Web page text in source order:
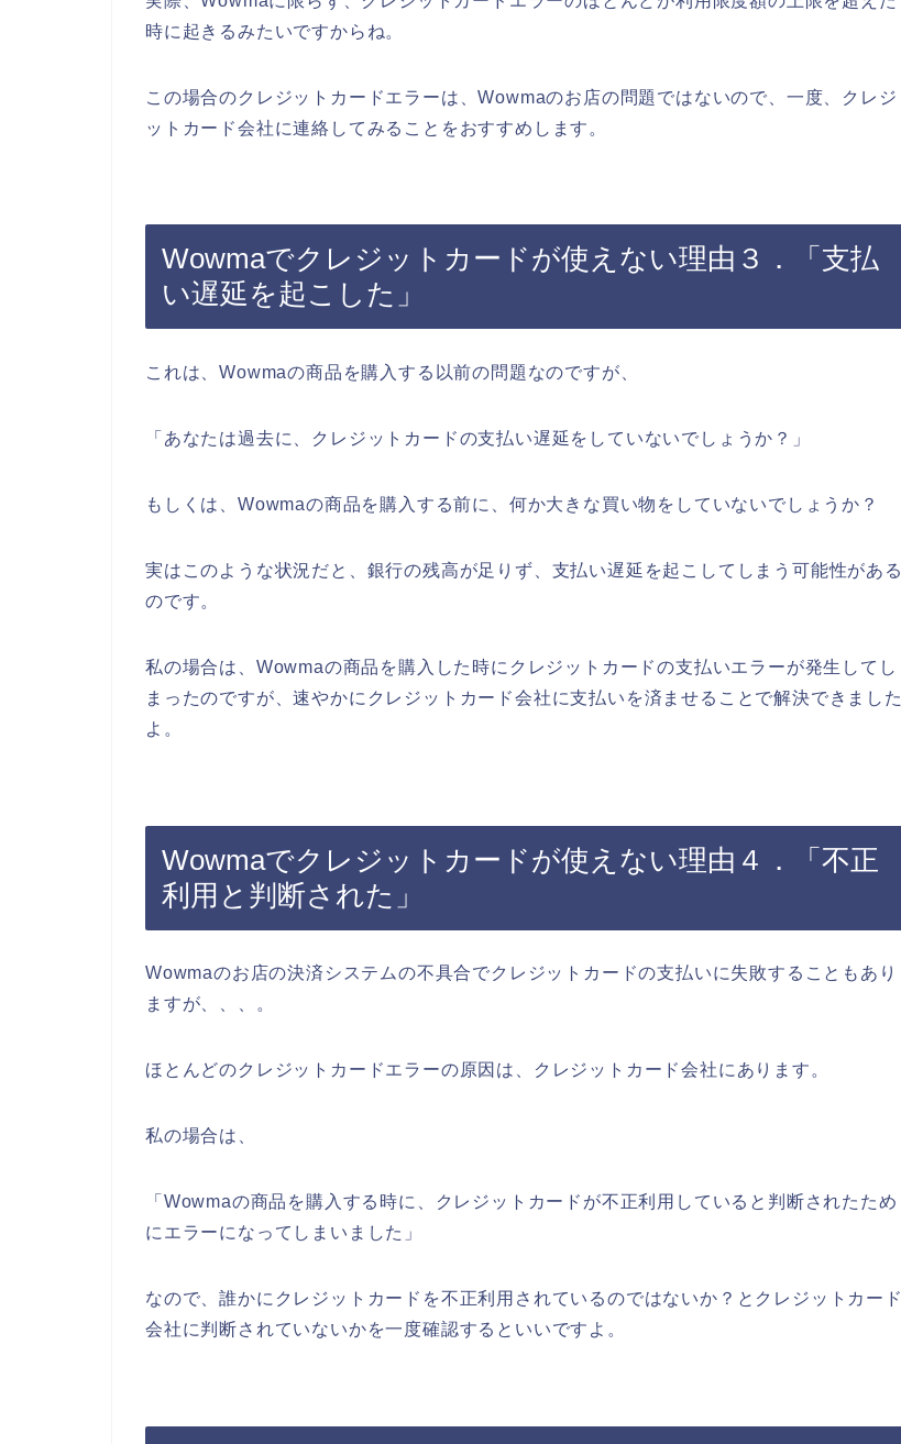
時に起きるみたいですからね。
この場合のクレジットカードエラーは、Wowmaのお店の問題ではないので、一度、クレジ
ットカード会社に連絡してみることをおすすめします。
Wowmaでクレジットカードが使えない理由３．「支払
い遅延を起こした」
これは、Wowmaの商品を購入する以前の問題なのですが、
「あなたは過去に、クレジットカードの支払い遅延をしていないでしょうか？」
もしくは、Wowmaの商品を購入する前に、何か大きな買い物をしていないでしょうか？
実はこのような状況だと、銀行の残高が足りず、支払い遅延を起こしてしまう可能性がある
のです。
私の場合は、Wowmaの商品を購入した時にクレジットカードの支払いエラーが発生してし
まったのですが、速やかにクレジットカード会社に支払いを済ませることで解決できました
よ。
Wowmaでクレジットカードが使えない理由４．「不正
利用と判断された」
Wowmaのお店の決済システムの不具合でクレジットカードの支払いに失敗することもあり
ますが、、、。
ほとんどのクレジットカードエラーの原因は、クレジットカード会社にあります。
私の場合は、
「Wowmaの商品を購入する時に、クレジットカードが不正利用していると判断されたため
にエラーになってしまいました」
なので、誰かにクレジットカードを不正利用されているのではないか？とクレジットカード
会社に判断されていないかを一度確認するといいですよ。